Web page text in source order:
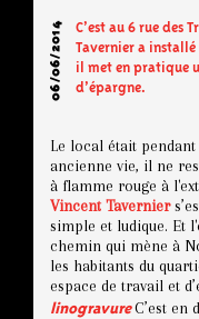
06/06/2014
C’est au 6 rue des
Tavernier a installé
il met en pratique
d’épargne.
Le local était
ancienne vie, il ne
à flamme rouge à
Vincent Tavernier
simple et ludique. Et
chemin qui mène à
les habitants du
espace de travail et
linogravureC’est en